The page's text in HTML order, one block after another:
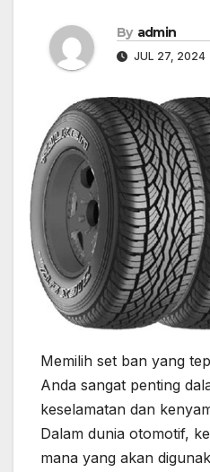
By admin
JUL 27, 2024
Memilih set ban yang
Anda sangat penting
keselamatan dan
Dalam dunia otomotif,
mana yang akan